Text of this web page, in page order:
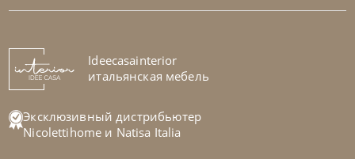
Стол Rail
На заказ 45-90 дн
Ideecasainterior
итальянская мебель
Эксклюзивный дистрибьютер
Nicolettihome и Natisa Italia